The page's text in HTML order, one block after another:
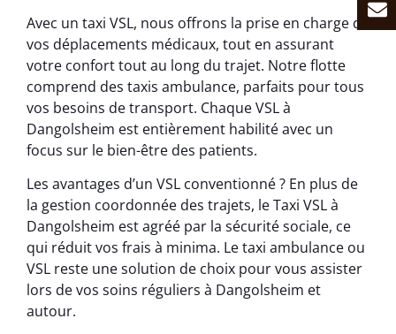
Avec un taxi VSL, nous offrons la prise en charge de
vos déplacements médicaux, tout en assurant
votre confort tout au long du trajet. Notre flotte
comprend des taxis ambulance, parfaits pour tous
vos besoins de transport. Chaque VSL à
Dangolsheim est entièrement habilité avec un
focus sur le bien-être des patients.
Les avantages d’un VSL conventionné ? En plus de
la gestion coordonnée des trajets, le Taxi VSL à
Dangolsheim est agréé par la sécurité sociale, ce
qui réduit vos frais à minima. Le taxi ambulance ou
VSL reste une solution de choix pour vous assister
lors de vos soins réguliers à Dangolsheim et
autour.